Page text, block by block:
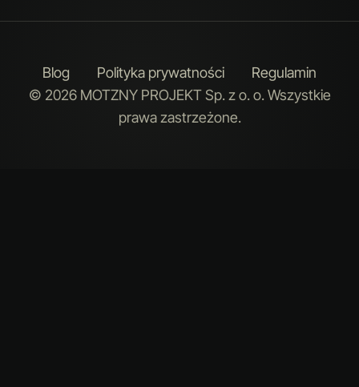
Blog Polityka prywatności
Regulamin
© 2026 MOTZNY PROJEKT Sp. z o. o. Wszystkie
prawa zastrzeżone.